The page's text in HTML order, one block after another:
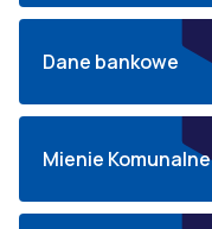
Dane bankowe
Mienie Komunalne